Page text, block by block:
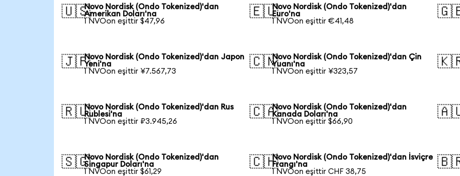
🇺🇸Novo Nordisk (Ondo Tokenized)'dan
Amerikan Doları'na
1 NVOon eşittir $47,96
🇪🇺Novo Nordisk (Ondo Tokenized)'dan
Euro'na
1 NVOon eşittir €41,48
🇯🇵Novo Nordisk (Ondo Tokenized)'dan Japon
Yeni'na
1 NVOon eşittir ¥7.567,73
🇨🇳Novo Nordisk (Ondo Tokenized)'dan Çin
Yuanı'na
1 NVOon eşittir ¥323,57
🇷🇺Novo Nordisk (Ondo Tokenized)'dan Rus
Rublesi'na
1 NVOon eşittir ₽3.945,26
🇨🇦Novo Nordisk (Ondo Tokenized)'dan
Kanada Doları'na
1 NVOon eşittir $66,90
🇸🇬Novo Nordisk (Ondo Tokenized)'dan
Singapur Doları'na
1 NVOon eşittir $61,29
🇨🇭Novo Nordisk (Ondo Tokenized)'dan İsviçre
Frangı'na
1 NVOon eşittir CHF 38,75